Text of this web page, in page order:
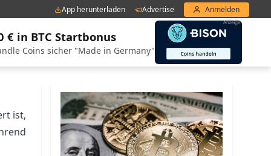
App herunterladen Advertise Anmelden
€ in BTC Startbonus
Coins sicher "Made in Germany"
ist,